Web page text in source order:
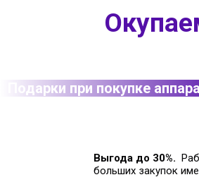
Выгода до 30%.
больших закупок
Подарки при покупке